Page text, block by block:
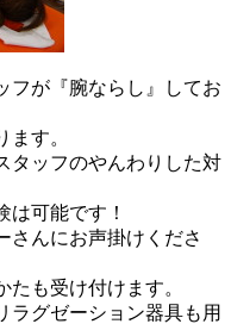
フが『腕ならし』してお
す。
タッフのやんわりした対
は可能です！
さんにお声掛けくださ
も受け付けます。
ラグゼーション器具も用